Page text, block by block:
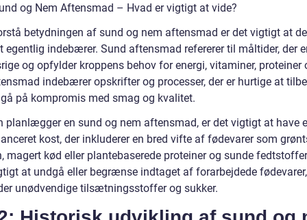
og Nem Aftensmad – Hvad er vigtigt at vide?
betydningen af sund og nem aftensmad er det vigtigt at
egentlig indebærer. Sund aftensmad refererer til måltider, der
og opfylder kroppens behov for energi, vitaminer, proteiner
indebærer opskrifter og processer, der er hurtige at
på kompromis med smag og kvalitet.
planlægger en sund og nem aftensmad, er det vigtigt at have
kost, der inkluderer en bred vifte af fødevarer som
magert kød eller plantebaserede proteiner og sunde
at undgå eller begrænse indtaget af forarbejdede
unødvendige tilsætningsstoffer og sukker.